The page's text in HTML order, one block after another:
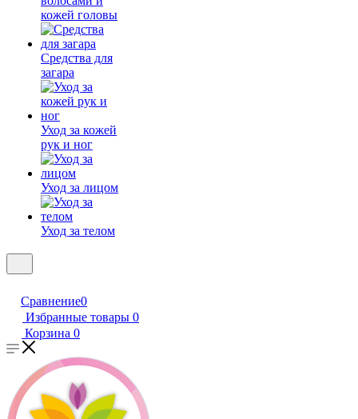
кожей головы
Средства для
загара
Уход за кожей
рук и ног
Уход за лицом
Уход за телом
Сравнение0
Избранные товары 0
Корзина 0